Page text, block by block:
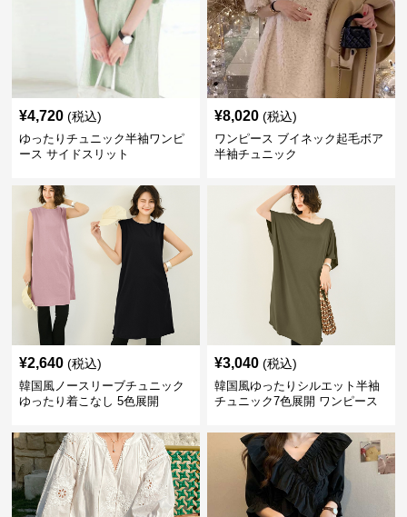
¥4,720 (税込)
ゆったりチュニック半袖ワンピ
ース サイドスリット
¥8,020 (税込)
ワンピース ブイネック起毛ボア
半袖チュニック
¥2,640 (税込)
韓国風ノースリーブチュニック
ゆったり着こなし 5色展開
¥3,040 (税込)
韓国風ゆったりシルエット半袖
チュニック7色展開 ワンピース